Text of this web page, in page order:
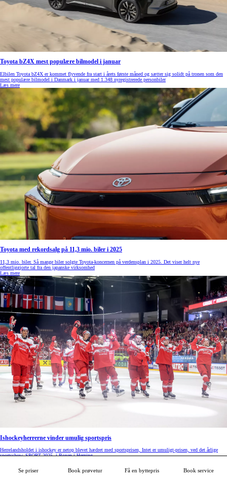
Se priser Book prøvetur Få en byttepris Book service
Toyota bZ4X mest populære bilmodel i januar
Elbilen Toyota bZ4X er kommet flyvende fra start i årets første måned og sætter sig solidt på tronen som den
mest populære bilmodel i Danmark i januar med 1.348 nyregistrerede personbiler
Læs mere
Toyota med rekordsalg på 11,3 mio. biler i 2025
11,3 mio. biler. Så mange biler solgte Toyota-koncernen på verdensplan i 2025. Det viser helt nye
offentliggjorte tal fra den japanske virksomhed
Læs mere
Ishockeyherrerne vinder umulig sportspris
Herrelandsholdet i ishockey er netop blevet hædret med sportsprisen, Intet er umuligt-prisen, ved det årlige
sportsshow, SPORT 2025, i Boxen i Herning